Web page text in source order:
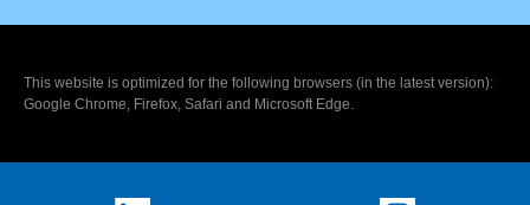
This website is optimized for the following browsers (in the latest version):
Google Chrome, Firefox, Safari and Microsoft Edge.